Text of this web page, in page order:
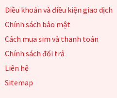
Điều khoản và điều kiện giao dịch
Chính sách bảo mật
Cách mua sim và thanh toán
Chính sách đổi trả
Liên hệ
Sitemap